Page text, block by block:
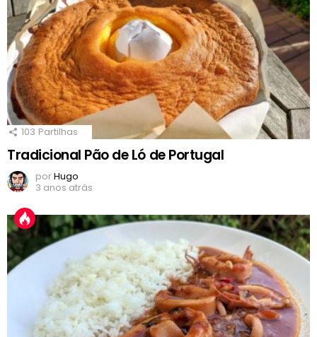
103 Partilhas
Tradicional Pão de Ló de Portugal
porHugo
3 anos atrás